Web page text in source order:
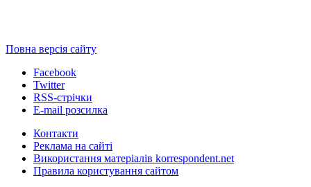
Повна версія сайту
Facebook
Twitter
RSS-стрічки
E-mail розсилка
Контакти
Реклама на сайті
Використання матеріалів korrespondent.net
Правила користування сайтом